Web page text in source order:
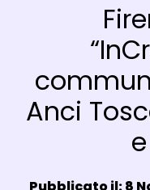
Anci
Data e ora: